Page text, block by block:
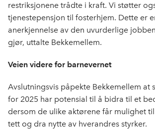
restriksjonene trådte i kraft. Vi støtter
tjenestepensjon til fosterhjem. Dette er
anerkjennelse av den uvurderlige
gjør, uttalte Bekkemellem.
Veien videre for barnevernet
Avslutningsvis påpekte Bekkemellem at
for 2025 har potensial til å bidra til et
dersom de ulike aktørene får mulighet
tett og dra nytte av hverandres styrker.